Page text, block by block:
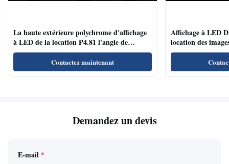
La haute extérieure polychrome d'affichage
à LED de la location P4.81 l'angle de
visualisation large de vitesse de régénération
Contactez maintenant
Affichage à LED
location des
conférences/salles
Demandez un devis
E-mail *